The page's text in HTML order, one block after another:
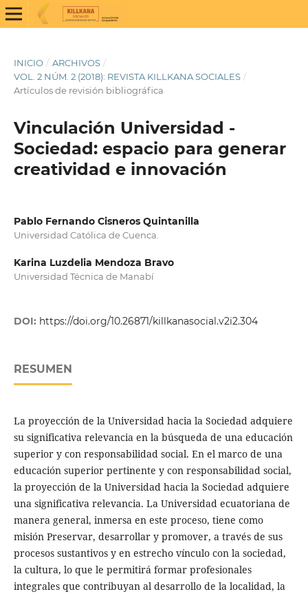
INICIO / ARCHIVOS /
VOL. 2 NÚM. 2 (2018): REVISTA KILLKANA SOCIALES /
Artículos de revisión bibliográfica
Vinculación Universidad -
Sociedad: espacio para generar
creatividad e innovación
Pablo Fernando Cisneros Quintanilla
Universidad Católica de Cuenca.
Karina Luzdelia Mendoza Bravo
Universidad Técnica de Manabí
DOI: https://doi.org/10.26871/killkanasocial.v2i2.304
RESUMEN
La proyección de la Universidad hacia la Sociedad adquiere
su significativa relevancia en la búsqueda de una educación
superior y con responsabilidad social. En el marco de una
educación superior pertinente y con responsabilidad social,
la proyección de la Universidad hacia la Sociedad adquiere
una significativa relevancia. La Universidad ecuatoriana de
manera general, inmersa en este proceso, tiene como
misión Preservar, desarrollar y promover, a través de sus
procesos sustantivos y en estrecho vínculo con la sociedad,
la cultura, lo que le permitirá formar profesionales
integrales que contribuyan al desarrollo de la localidad, la